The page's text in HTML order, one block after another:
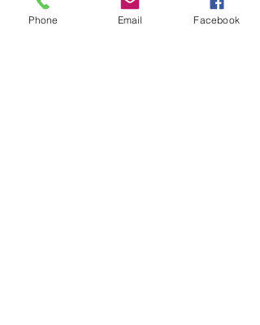
Phone Email Facebook